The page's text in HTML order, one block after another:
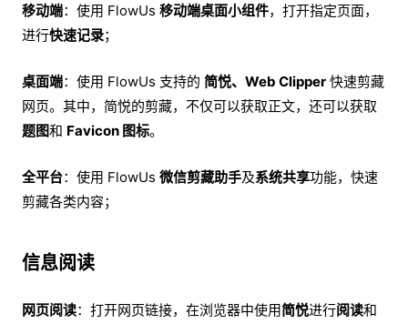
移动端：使用 FlowUs 移动端桌面小组件，打开指定页面，
进行快速记录；
桌面端：使用 FlowUs 支持的 简悦、Web Clipper 快速剪藏
网页。其中，简悦的剪藏，不仅可以获取正文，还可以获取
题图和 Favicon 图标。
全平台：使用 FlowUs 微信剪藏助手及系统共享功能，快速
剪藏各类内容；
信息阅读
网页阅读：打开网页链接，在浏览器中使用简悦进行阅读和